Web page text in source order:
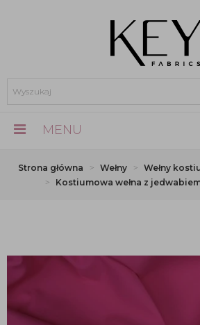
MENU
Strona główna Wełny
Wełny
Kostiumowa wełna z